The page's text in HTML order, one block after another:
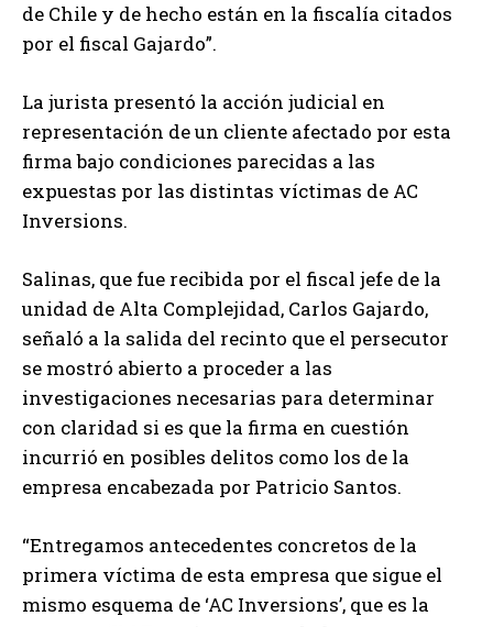
de Chile y de hecho están en la fiscalía citados
por el fiscal Gajardo”.
La jurista presentó la acción judicial en
representación de un cliente afectado por esta
firma bajo condiciones parecidas a las
expuestas por las distintas víctimas de AC
Inversions.
Salinas, que fue recibida por el fiscal jefe de la
unidad de Alta Complejidad, Carlos Gajardo,
señaló a la salida del recinto que el persecutor
se mostró abierto a proceder a las
investigaciones necesarias para determinar
con claridad si es que la firma en cuestión
incurrió en posibles delitos como los de la
empresa encabezada por Patricio Santos.
“Entregamos antecedentes concretos de la
primera víctima de esta empresa que sigue el
mismo esquema de ‘AC Inversions’, que es la